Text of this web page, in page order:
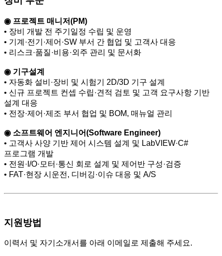
◉ 프로젝트 매니저(PM)
• 장비 개발 전 주기일정 수립 및 운영
• 기계·전기·제어·SW 부서 간 협업 및 고객사 대응
• 리스크·품질·비용·외주 관리 및 문서화
◉ 기구설계
• 자동화 설비·장비 및 시험기 2D/3D 기구 설계
• 신규 프로젝트 컨셉 수립·견적 검토 및 고객 요구사항 기반
설계 대응
• 전장·제어·제조 부서 협업 및 BOM, 매뉴얼 관리
◉ 소프트웨어 엔지니어(Software Engineer)
• 고객사 사양 기반 제어 시스템 설계 및 LabVIEW·C#
프로그램 개발
• 전원·I/O·모터·통신 회로 설계 및 제어반 구성·검증
• FAT·현장 시운전, 디버깅·이슈 대응 및 A/S
지원방법
이력서 및 자기소개서를 아래 이메일로 제출해 주세요.